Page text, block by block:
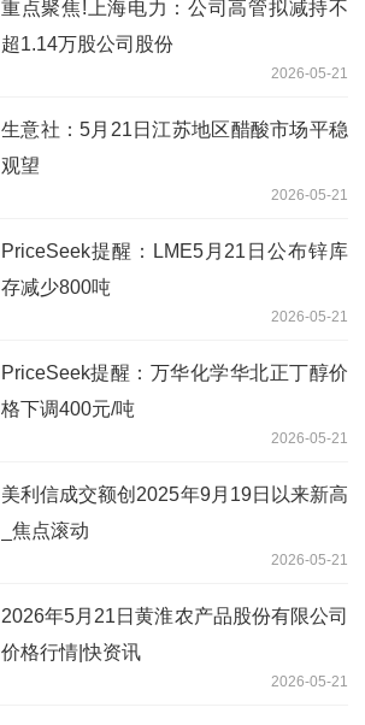
重点聚焦!上海电力：公司高管拟减持不
超1.14万股公司股份
2026-05-21
生意社：5月21日江苏地区醋酸市场平稳
观望
2026-05-21
PriceSeek提醒：LME5月21日公布锌库
存减少800吨
2026-05-21
PriceSeek提醒：万华化学华北正丁醇价
格下调400元/吨
2026-05-21
美利信成交额创2025年9月19日以来新高
_焦点滚动
2026-05-21
2026年5月21日黄淮农产品股份有限公司
价格行情|快资讯
2026-05-21